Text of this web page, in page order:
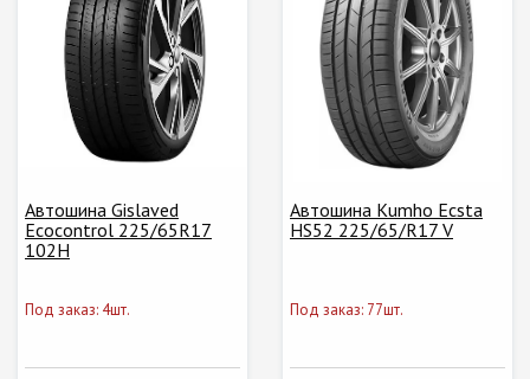
Автошина Gislaved
Ecocontrol 225/65R17
102H
Под заказ: 4шт.
Автошина Kumho Ecsta
HS52 225/65/R17 V
Под заказ: 77шт.